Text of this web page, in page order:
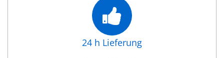
24 h Lieferung